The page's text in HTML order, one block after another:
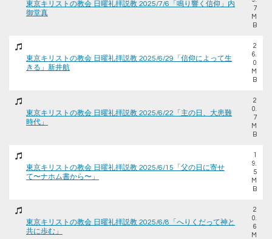
東京キリストの教会 日曜礼拝説教 2025/7/6「鳴り響く信仰」内
御堂真
7
M
B
東京キリストの教会 日曜礼拝説教 2025/6/29「信仰によって生
きる」新井航
2
6.
0
M
B
東京キリストの教会 日曜礼拝説教 2025/6/22「主の日、大患難
時代」
2
0.
7
M
B
東京キリストの教会 日曜礼拝説教 2025/6/15「父の日に寄せ
て〜ナホム書から〜」
1
9.
5
M
B
東京キリストの教会 日曜礼拝説教 2025/6/8「へりくだって神と
共に歩む」
2
0.
6
M